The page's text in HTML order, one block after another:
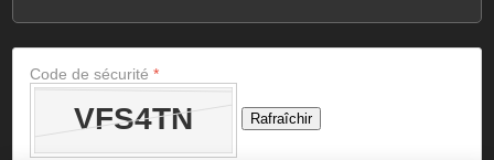
Code de sécurité*
Rafraîchir